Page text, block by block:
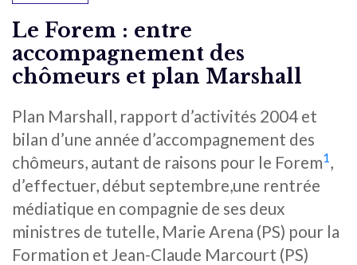
Le Forem : entre
accompagnement des
chômeurs et plan Marshall
Plan Marshall, rapport d’activités 2004 et
bilan d’une année d’accompagnement des
chômeurs, autant de raisons pour le Forem1 ,
d’effectuer, début septembre,une rentrée
médiatique en compagnie de ses deux
ministres de tutelle, Marie Arena (PS) pour la
Formation et Jean-Claude Marcourt (PS)